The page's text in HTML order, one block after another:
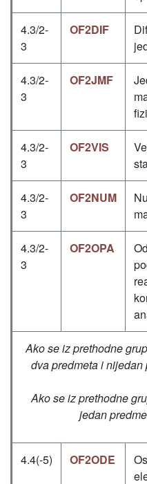
4.3/2-
3
OF2DIF
4.3/2-
3
OF2JMF
4.3/2-
3
OF2VIS
4.3/2-
3
OF2NUM
4.3/2-
3
OF2OPA
Ako se iz prethodne
dva predmeta i
Ako se iz prethodne
jedan
4.4(-5) OF2ODE